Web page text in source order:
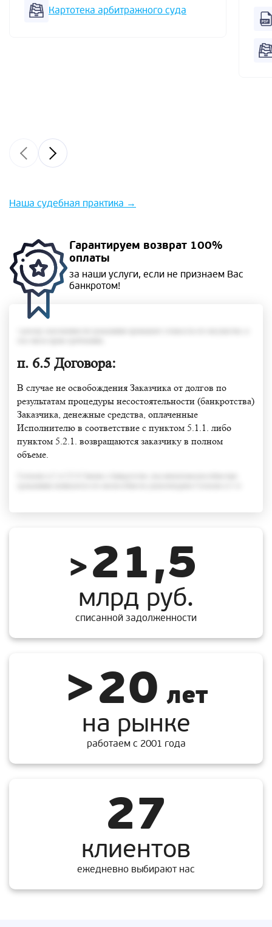
Картотека арбитражного суда
Наша судебная практика →
Гарантируем возврат 100%
оплаты
за наши услуги, если не признаем Вас
банкротом!
п. 6.5 Договора:
В случае не освобождения Заказчика от долгов по
результатам процедуры несостоятельности (банкротства)
Заказчика, денежные средства, оплаченные
Исполнителю в соответствие с пунктом 5.1.1. либо
пунктом 5.2.1. возвращаются заказчику в полном
объеме.
>21,5
млрд руб.
списанной задолженности
>20лет
на рынке
работаем с 2001 года
27
клиентов
ежедневно выбирают нас